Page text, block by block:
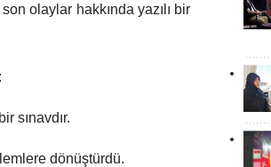
olaylar hakkında yazılı bir
sınavdır.
dönüştürdü.